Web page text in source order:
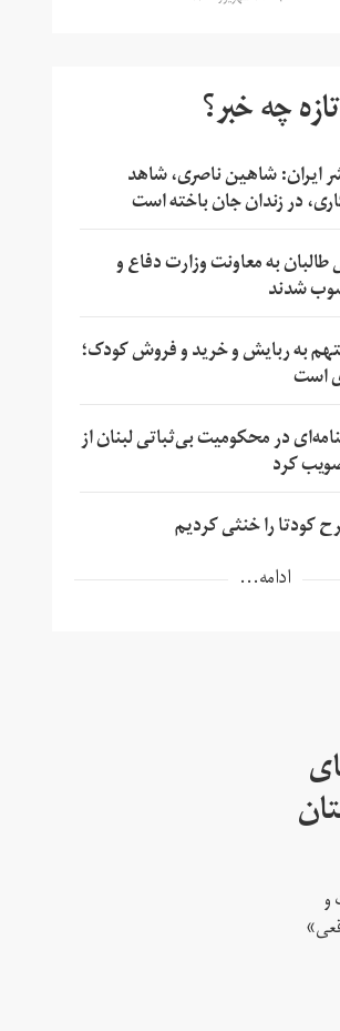
تازه چه خبر؟
ایران: شاهین ناصری، شاهد
در زندان جان باخته است
طالبان به معاونت وزارت دفاع و
شدند
به ربایش و خرید و فروش کودک؛
است
در محکومیت بی‌ثباتی لبنان از
کرد
کودتا را خنثی کردیم
ادامه...
و